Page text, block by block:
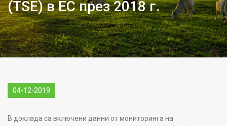
(TSE) в ЕС през 2018 г.
04-12-2019
В доклада са включени данни от мониторинга на